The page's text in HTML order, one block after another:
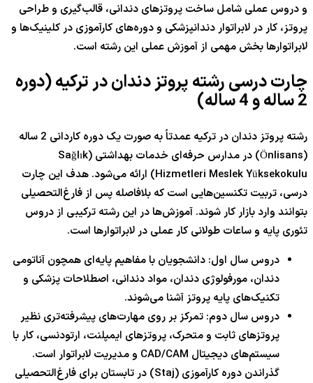
و دروس عملی شامل ساخت پروتزهای دندانی، قالب‌گیری و طراحی
پروتز، کار در لابراتوار دندانپزشکی و دوره‌های کارآموزی در کلینیک‌ها و
لابراتوارها بخش مهمی از آموزش عملی این رشته است.
چارت درسی رشته پروتز دندان در ترکیه (دوره
2 ساله و 4 ساله)
رشته پروتز دندان در ترکیه عمدتاً به صورت یک دوره کاردانی 2 ساله
(Önlisans) در مدارس حرفه‌ای خدمات بهداشتی (Sağlık
Hizmetleri Meslek Yüksekokulu) ارائه می‌شود. هدف این چارت
درسی، تربیت تکنسین‌هایی است که بلافاصله پس از فارغ‌التحصیلی
بتوانند وارد بازار کار شوند. آموزش‌ها در این رشته ترکیبی از دروس
تئوری پایه و ساعات طولانی کار عملی در لابراتوارها است.
دروس سال اول: دانشجویان با مفاهیم پایه‌ای همچون آناتومی
دندان، مورفولوژی دندان، مواد دندانی، اصطلاحات پزشکی و
تکنیک‌های پایه پروتز آشنا می‌شوند.
دروس سال دوم: تمرکز بر روی مهارت‌های پیشرفته‌تری نظیر
پروتزهای ثابت و متحرک، پروتزهای ایمپلنت، ارتودنسی، کار با
سیستم‌های دیجیتال CAD/CAM و مدیریت لابراتوار است.
گذراندن دوره کارآموزی (Staj) در تابستان برای فارغ‌التحصیلی